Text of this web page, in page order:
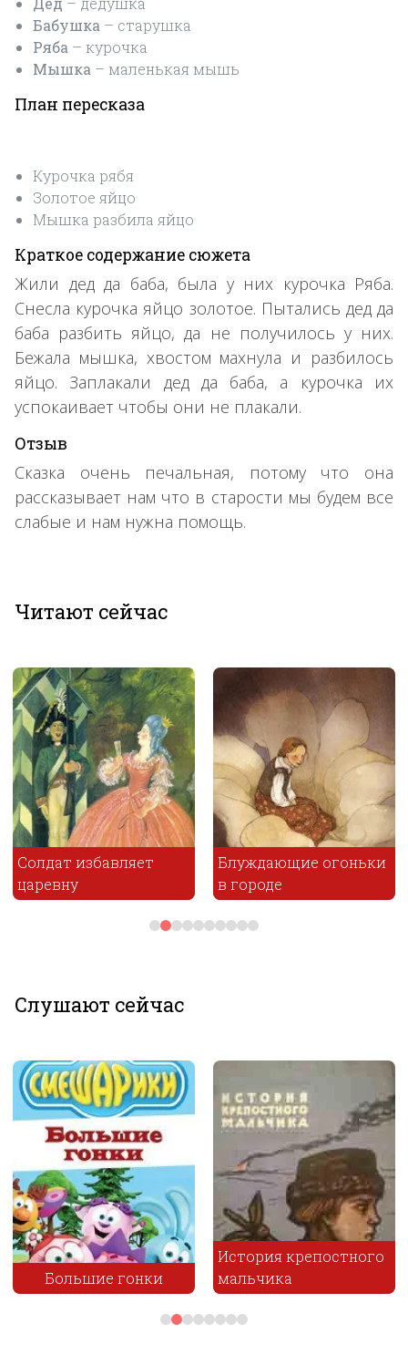
Бабушка – старушка
Ряба – курочка
Мышка – маленькая мышь
План пересказа
Курочка рябя
Золотое яйцо
Мышка разбила яйцо
Краткое содержание сюжета
Жили дед да баба, была у них курочка Ряба.
Снесла курочка яйцо золотое. Пытались дед да
баба разбить яйцо, да не получилось у них.
Бежала мышка, хвостом махнула и разбилось
яйцо. Заплакали дед да баба, а курочка их
успокаивает чтобы они не плакали.
Отзыв
Сказка очень печальная, потому что она
рассказывает нам что в старости мы будем все
слабые и нам нужна помощь.
Читают сейчас
Блуждающие огоньки
в городе
Лебединое гнездо
Слушают сейчас
История крепостного
мальчика
Смерть скупого